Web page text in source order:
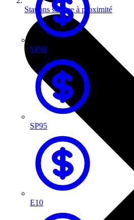
SP98
SP95
E10
Stations service à proximité